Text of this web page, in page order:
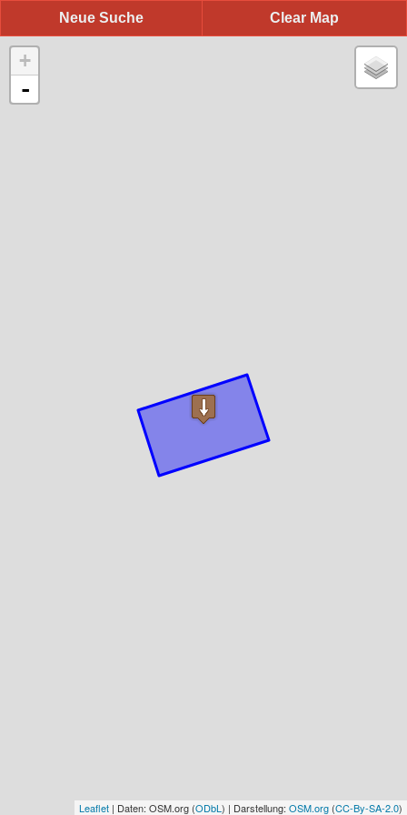
Clear Map
Neue Suche
+
-
Leaflet | Daten: OSM.org (ODbL ) | Darstellung: OSM.org (CC-By-SA-2.0)